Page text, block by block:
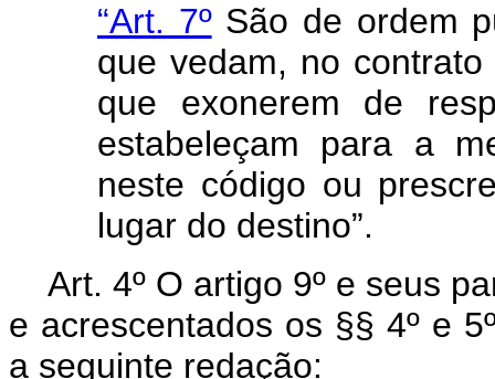
“Art. 7ºSão de ordem
que vedam, no
que exonerem de
estabeleçam para a
neste código ou
lugar do destino”.
Art. 4º O artigo 9º e seus
e acrescentados os §§ 4º e
a seguinte redação: